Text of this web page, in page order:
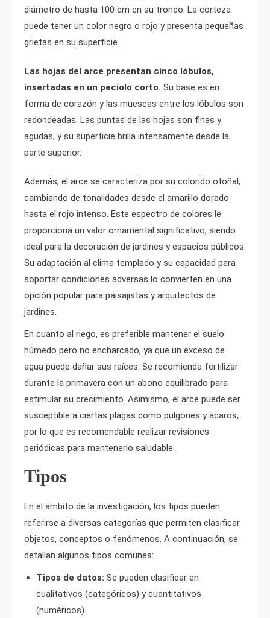
diámetro de hasta 100 cm en su tronco. La corteza
puede tener un color negro o rojo y presenta pequeñas
grietas en su superficie.
Las hojas del arce presentan cinco lóbulos,
insertadas en un peciolo corto. Su base es en
forma de corazón y las muescas entre los lóbulos son
redondeadas. Las puntas de las hojas son finas y
agudas, y su superficie brilla intensamente desde la
parte superior.
Además, el arce se caracteriza por su colorido otoñal,
cambiando de tonalidades desde el amarillo dorado
hasta el rojo intenso. Este espectro de colores le
proporciona un valor ornamental significativo, siendo
ideal para la decoración de jardines y espacios públicos.
Su adaptación al clima templado y su capacidad para
soportar condiciones adversas lo convierten en una
opción popular para paisajistas y arquitectos de
jardines.
En cuanto al riego, es preferible mantener el suelo
húmedo pero no encharcado, ya que un exceso de
agua puede dañar sus raíces. Se recomienda fertilizar
durante la primavera con un abono equilibrado para
estimular su crecimiento. Asimismo, el arce puede ser
susceptible a ciertas plagas como pulgones y ácaros,
por lo que es recomendable realizar revisiones
periódicas para mantenerlo saludable.
Tipos
En el ámbito de la investigación, los tipos pueden
referirse a diversas categorías que permiten clasificar
objetos, conceptos o fenómenos. A continuación, se
detallan algunos tipos comunes:
Tipos de datos: Se pueden clasificar en
cualitativos (categóricos) y cuantitativos
(numéricos).